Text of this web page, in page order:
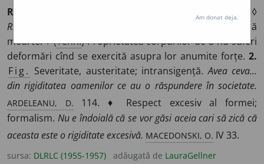
RIGIDIT
Lipsă de flexibilitate; înțepeneală. ◊
Rigiditate cadaverică
= înțepenire a mușchilor după
moarte. ♦ (Tehn.) Proprietatea corpurilor de a nu suferi
deformări cînd se exercită asupra lor anumite forțe. 2.
Fig. Severitate, austeritate; intransigență.Avea ceva...
din rigiditatea oamenilor ce au o răspundere în societate.
ARDELEANU, D. 114. ♦ Respect excesiv al formei;
formalism. Nu e îndoială că se vor găsi aceia cari să zică că
aceasta este o rigiditate excesivă. MACEDONSKI, O. IV 33.
sursa: DLRLC (1955-1957) adăugată de LauraGellner
Am donat deja.